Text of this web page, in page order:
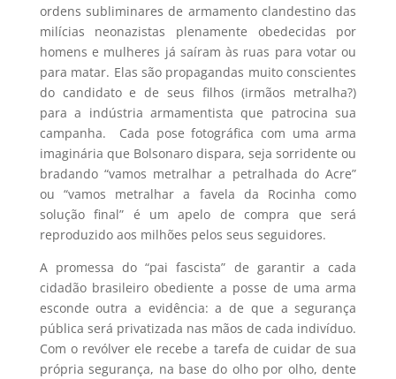
ordens subliminares de armamento clandestino das
milícias neonazistas plenamente obedecidas por
homens e mulheres já saíram às ruas para votar ou
para matar. Elas são propagandas muito conscientes
do candidato e de seus filhos (irmãos metralha?)
para a indústria armamentista que patrocina sua
campanha. Cada pose fotográfica com uma arma
imaginária que Bolsonaro dispara, seja sorridente ou
bradando “vamos metralhar a petralhada do Acre”
ou “vamos metralhar a favela da Rocinha como
solução final” é um apelo de compra que será
reproduzido aos milhões pelos seus seguidores.
A promessa do “pai fascista” de garantir a cada
cidadão brasileiro obediente a posse de uma arma
esconde outra a evidência: a de que a segurança
pública será privatizada nas mãos de cada indivíduo.
Com o revólver ele recebe a tarefa de cuidar de sua
própria segurança, na base do olho por olho, dente